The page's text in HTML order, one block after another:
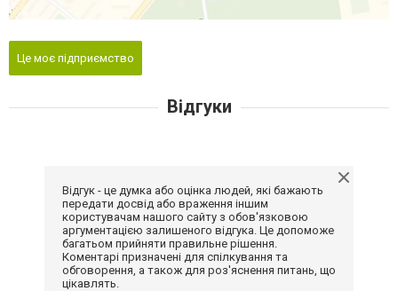
Це моє підприємство
Відгуки
Відгук - це думка або оцінка людей, які бажають
передати досвід або враження іншим
користувачам нашого сайту з обов'язковою
аргументацією залишеного відгука. Це допоможе
багатьом прийняти правильне рішення.
Коментарі призначені для спілкування та
обговорення, а також для роз'яснення питань, що
цікавлять.